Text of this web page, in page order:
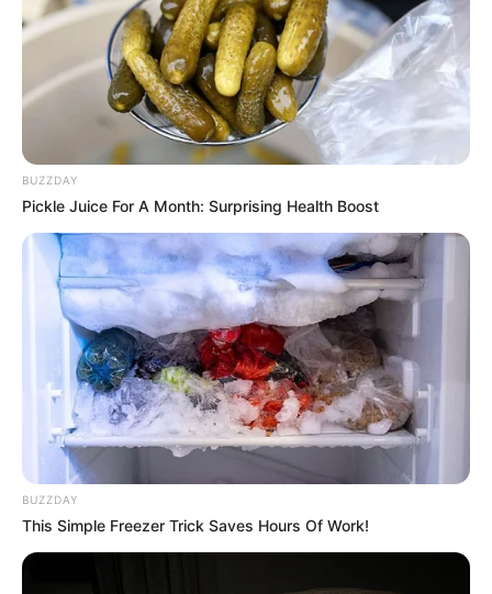
BUZZDAY
Pickle Juice For A Month: Surprising Health Boost
BUZZDAY
This Simple Freezer Trick Saves Hours Of Work!